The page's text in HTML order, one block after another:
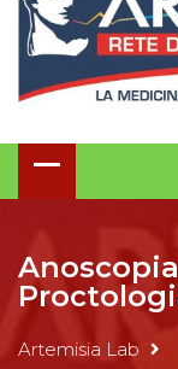
Artemisia Lab